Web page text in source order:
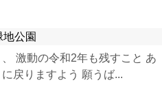
公園
激動の令和2年も残すこと あ
戻りますよう 願うば...